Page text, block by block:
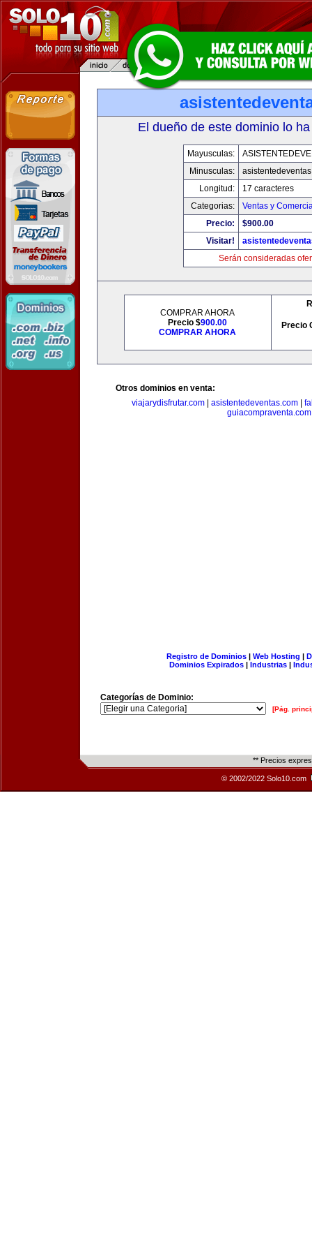
El dueño de este dominio lo
Mayusculas:
Minusculas:
Longitud:
17 caracteres
Categorias:
Ventas y
Precio:
$900.00
Visitar!
Serán consideradas
COMPRAR AHORA
Precio $900.00
COMPRAR AHORA
Precio
Otros dominios en venta:
viajarydisfrutar.com| asistentedeventas.com|
guiacompraventa.com
Registro de Dominios| Web Hosting |
Dominios Expirados | Industrias |
Categorías de Dominio:
[Pág.
** Precios
© 2002/2022 Solo10.com